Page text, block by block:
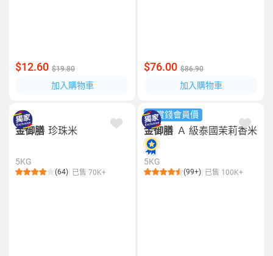
$12.60 $19.80
加入購物車
$76.00 $86.90
加入購物車
金御膳 珍珠米
5KG
(64) 已售 70K+
易賞錢會員價
金御膳 Ａ 級泰國茉莉香米
5KG
(99+) 已售 100K+